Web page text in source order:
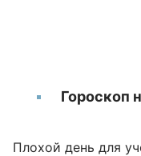
Гороскоп
Плохой день для